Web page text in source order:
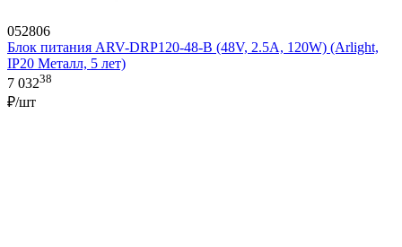
052806
Блок питания ARV-DRP120-48-B (48V, 2.5A, 120W) (Arlight,
IP20 Металл, 5 лет)
7 03238
₽/шт